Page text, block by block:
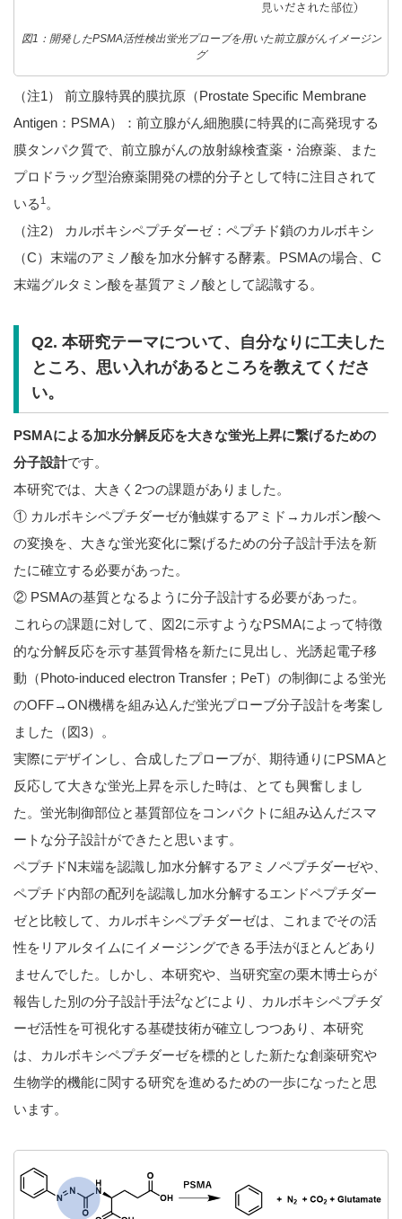
図1：開発したPSMA活性検出蛍光プローブを用いた前立腺がんイメージン
グ
（注1） 前立腺特異的膜抗原（Prostate Specific Membrane
Antigen：PSMA）：前立腺がん細胞膜に特異的に高発現する
膜タンパク質で、前立腺がんの放射線検査薬・治療薬、また
プロドラッグ型治療薬開発の標的分子として特に注目されて
いる 1 。
（注2） カルボキシペプチダーゼ：ペプチド鎖のカルボキシ
（C）末端のアミノ酸を加水分解する酵素。PSMAの場合、C
末端グルタミン酸を基質アミノ酸として認識する。
Q2. 本研究テーマについて、自分なりに工夫した
ところ、思い入れがあるところを教えてくださ
い。
PSMAによる加水分解反応を大きな蛍光上昇に繋げるための
分子設計です。
本研究では、大きく2つの課題がありました。
① カルボキシペプチダーゼが触媒するアミド→カルボン酸へ
の変換を、大きな蛍光変化に繋げるための分子設計手法を新
たに確立する必要があった。
② PSMAの基質となるように分子設計する必要があった。
これらの課題に対して、図2に示すようなPSMAによって特徴
的な分解反応を示す基質骨格を新たに見出し、光誘起電子移
動（Photo-induced electron Transfer；PeT）の制御による蛍光
のOFF→ON機構を組み込んだ蛍光プローブ分子設計を考案し
ました（図3）。
実際にデザインし、合成したプローブが、期待通りにPSMAと
反応して大きな蛍光上昇を示した時は、とても興奮しまし
た。蛍光制御部位と基質部位をコンパクトに組み込んだスマ
ートな分子設計ができたと思います。
ペプチドN末端を認識し加水分解するアミノペプチダーゼや、
ペプチド内部の配列を認識し加水分解するエンドペプチダー
ゼと比較して、カルボキシペプチダーゼは、これまでその活
性をリアルタイムにイメージングできる手法がほとんどあり
ませんでした。しかし、本研究や、当研究室の栗木博士らが
報告した別の分子設計手法2などにより、カルボキシペプチダ
ーゼ活性を可視化する基礎技術が確立しつつあり、本研究
は、カルボキシペプチダーゼを標的とした新たな創薬研究や
生物学的機能に関する研究を進めるための一歩になったと思
います。